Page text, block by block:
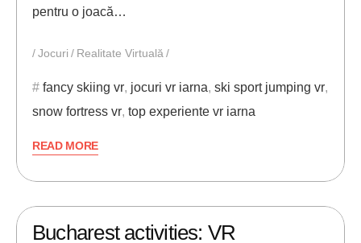
pentru o joacă…
Jocuri Realitate Virtuală
fancy skiing vr, jocuri vr iarna, ski sport jumping vr,
snow fortress vr, top experiente vr iarna
READ MORE
Bucharest activities: VR